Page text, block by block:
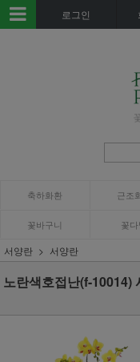
로그인
축하화환 근조
꽃바구니 꽃
서양란 서양란
노란색호접난(f-10014)